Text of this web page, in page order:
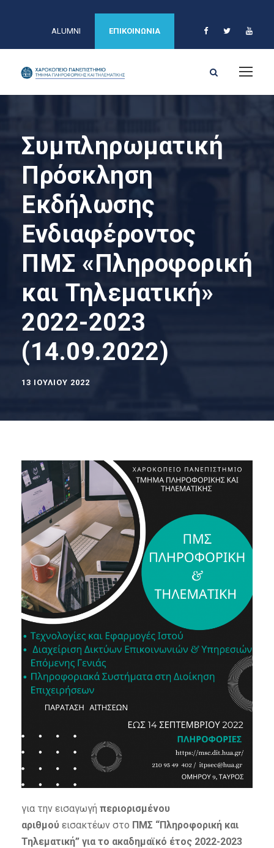
ALUMNI ΕΠΙΚΟΙΝΩΝΙΑ
Συμπληρωματική
Πρόσκληση
Εκδήλωσης
Ενδιαφέροντος
ΠΜΣ «Πληροφορική
και Τηλεματική»
2022-2023
(14.09.2022)
13 ΙΟΥΛΊΟΥ 2022
για την εισαγωγή περιορισμένου
αριθμού εισακτέων στο ΠΜΣ “Πληροφορική και
Τηλεματική” για το ακαδημαϊκό έτος 2022-2023